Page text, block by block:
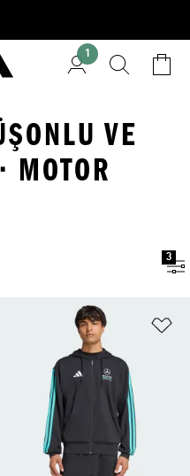
1
VE
MOTOR
3
Listesine Ekle